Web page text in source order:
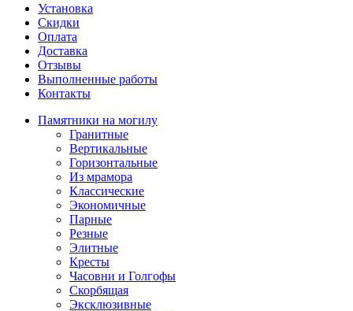
Установка
Скидки
Оплата
Доставка
Отзывы
Выполненные работы
Контакты
Памятники на могилу
Гранитные
Вертикальные
Горизонтальные
Из мрамора
Классические
Экономичные
Парные
Резные
Элитные
Кресты
Часовни и Голгофы
Скорбящая
Эксклюзивные